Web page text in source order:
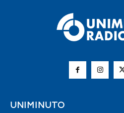
UNIMINUTO